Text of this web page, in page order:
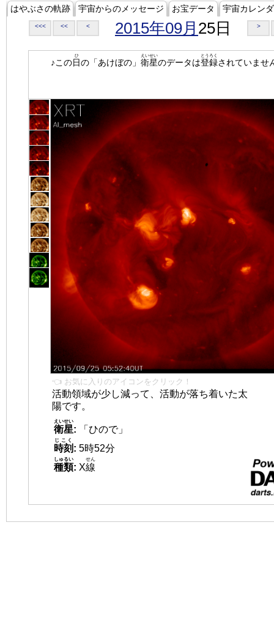
はやぶさの軌跡 宇宙からのメッセージ お宝データ 宇宙カレン
<<< << < 2015年09月 25日 >
♪この日
ひ
の「あけぼの」 衛星
えいせい
のデータは登録
とうろく
されていませ
👈 お気に入りのアイコンをクリック！
活動領域が少し減って、活動が落ち着いた太
陽です。
衛星
えいせい
:
「ひので」
時刻
じこく
: 5時52分
種類
しゅるい
: X線
せん